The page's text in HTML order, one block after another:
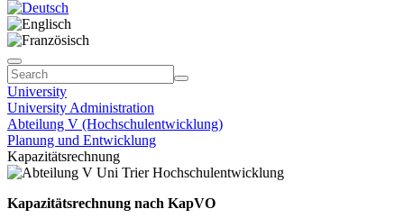
University
University Administration
Abteilung V (Hochschulentwicklung)
Planung und Entwicklung
Kapazitätsrechnung
Kapazitätsrechnung nach KapVO